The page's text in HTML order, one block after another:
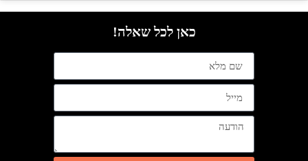
כאן לכל שאלה!